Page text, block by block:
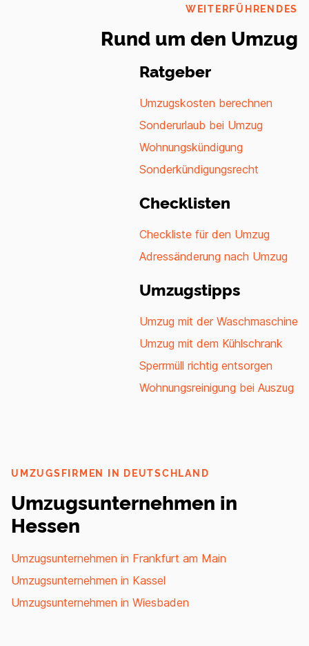
WEITERFÜHRENDES
Rund um den Umzug
Ratgeber
Umzugskosten berechnen
Sonderurlaub bei Umzug
Wohnungskündigung
Sonderkündigungsrecht
Checklisten
Checkliste für den Umzug
Adressänderung nach Umzug
Umzugstipps
Umzug mit der Waschmaschine
Umzug mit dem Kühlschrank
Sperrmüll richtig entsorgen
Wohnungsreinigung bei Auszug
UMZUGSFIRMEN IN DEUTSCHLAND
Umzugsunternehmen in
Hessen
Umzugsunternehmen in Frankfurt am Main
Umzugsunternehmen in Kassel
Umzugsunternehmen in Wiesbaden